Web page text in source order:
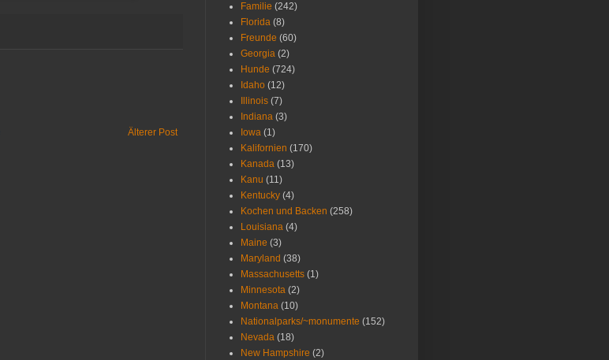
Älterer Post
Familie (242)
Florida (8)
Freunde (60)
Georgia (2)
Hunde (724)
Idaho (12)
Illinois (7)
Indiana (3)
Iowa (1)
Kalifornien (170)
Kanada (13)
Kanu (11)
Kentucky (4)
Kochen und Backen (258)
Louisiana (4)
Maine (3)
Maryland (38)
Massachusetts (1)
Minnesota (2)
Montana (10)
Nationalparks/~monumente (152)
Nevada (18)
New Hampshire (2)